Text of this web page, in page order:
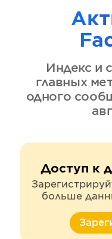
Индекс и
главных
одного
Доступ к
больше